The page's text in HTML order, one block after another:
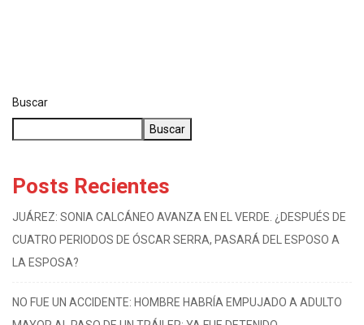
Buscar
Buscar
Posts Recientes
JUÁREZ: SONIA CALCÁNEO AVANZA EN EL VERDE. ¿DESPUÉS DE
CUATRO PERIODOS DE ÓSCAR SERRA, PASARÁ DEL ESPOSO A
LA ESPOSA?
NO FUE UN ACCIDENTE: HOMBRE HABRÍA EMPUJADO A ADULTO